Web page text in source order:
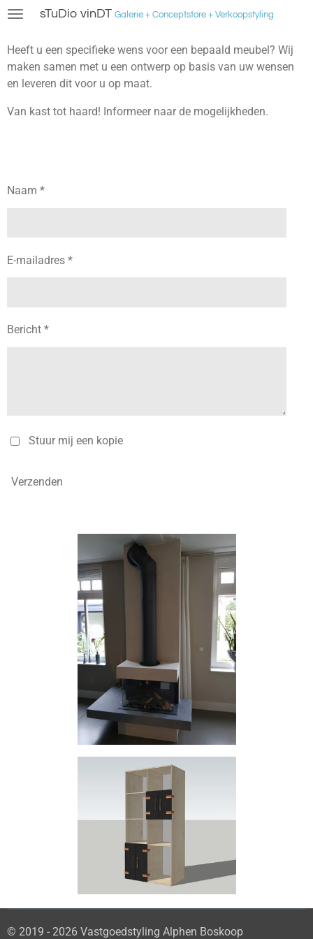
Ga
naar
de
hoofdinhoud
sTuDio vinDT Galerie + Conceptstore + Verkoopstyling
Heeft u een specifieke wens voor een bepaald meubel? Wij
maken samen met u een ontwerp op basis van uw wensen
en leveren dit voor u op maat.
Van kast tot haard! Informeer naar de mogelijkheden.
Naam *
E-mailadres *
Bericht *
Stuur mij een kopie
Verzenden
© 2019 - 2026 Vastgoedstyling Alphen Boskoop